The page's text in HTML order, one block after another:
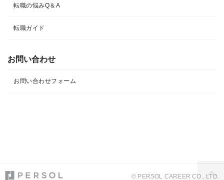
転職の悩みQ＆A​
転職ガイド
お問い合わせ
お問い合わせフォーム
© PERSOL CAREER CO., LTD.